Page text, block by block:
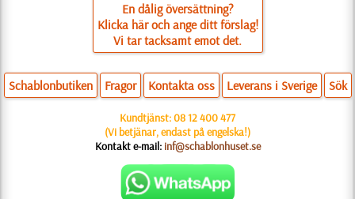
En dålig översättning?
Klicka här och ange ditt förslag!
Vi tar tacksamt emot det.
Schablonbutiken Fragor Kontakta oss Leverans i Sverige Sök
Kundtjänst:08 12 400 477
(Vi betjänar, endast på engelska!)
Kontakt e-mail: inf@schablonhuset.se